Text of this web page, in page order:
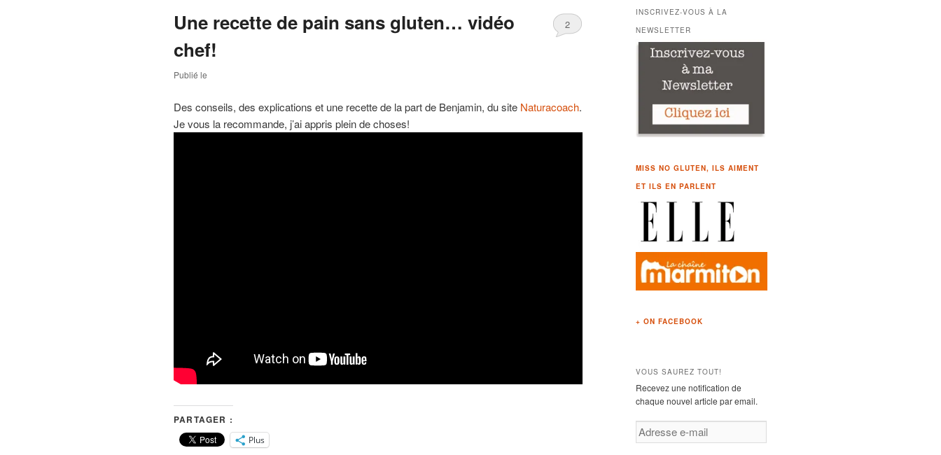
Une recette de pain sans gluten… vidéo
chef!
Publié le
2
Des conseils, des explications et une recette de la part de Benjamin, du site Naturacoach.
Je vous la recommande, j’ai appris plein de choses!
PARTAGER :
Plus
h
r
c
INSCRIVEZ-VOUS À LA
NEWSLETTER
MISS NO GLUTEN, ILS AIMENT
ET ILS EN PARLENT
+ ON FACEBOOK
VOUS SAUREZ TOUT!
Recevez une notification de
chaque nouvel article par email.
Adresse
e-